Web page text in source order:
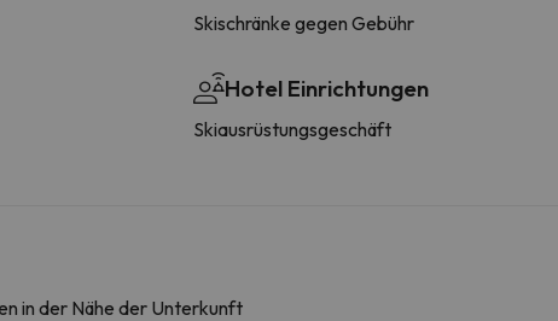
Skischränke gegen Gebühr
Hotel Einrichtungen
Skiausrüstungsgeschäft
in der Nähe der Unterkunft